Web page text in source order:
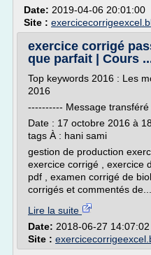
Date: 2019-04-06 20:01:00
Site :
exercice corrigé
que parfait | Cours
Top keywords 2016 : Les
2016
---------- Message
Date : 17 octobre 2016 à
tags À : hani sami
gestion de production
exercice corrigé , exercice
pdf , examen corrigé de
corrigés et commentés de...
Lire la suite
Date: 2018-06-27 14:07:02
Site :